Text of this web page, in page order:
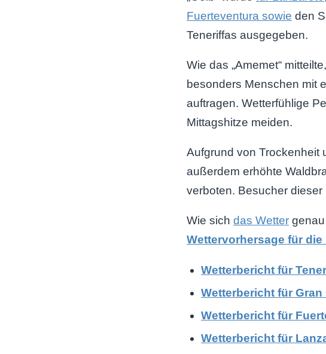
Fuerteventura sowie den
Teneriffas ausgegeben.
Wie das „Amemet“
besonders Menschen mit
auftragen. Wetterfühlige
Mittagshitze meiden.
Aufgrund von Trockenheit
außerdem erhöhte
verboten. Besucher
Wie sich das Wetter
Wettervorhersage für
Wetterbericht für
Wetterbericht für Gran
Wetterbericht für
Wetterbericht für